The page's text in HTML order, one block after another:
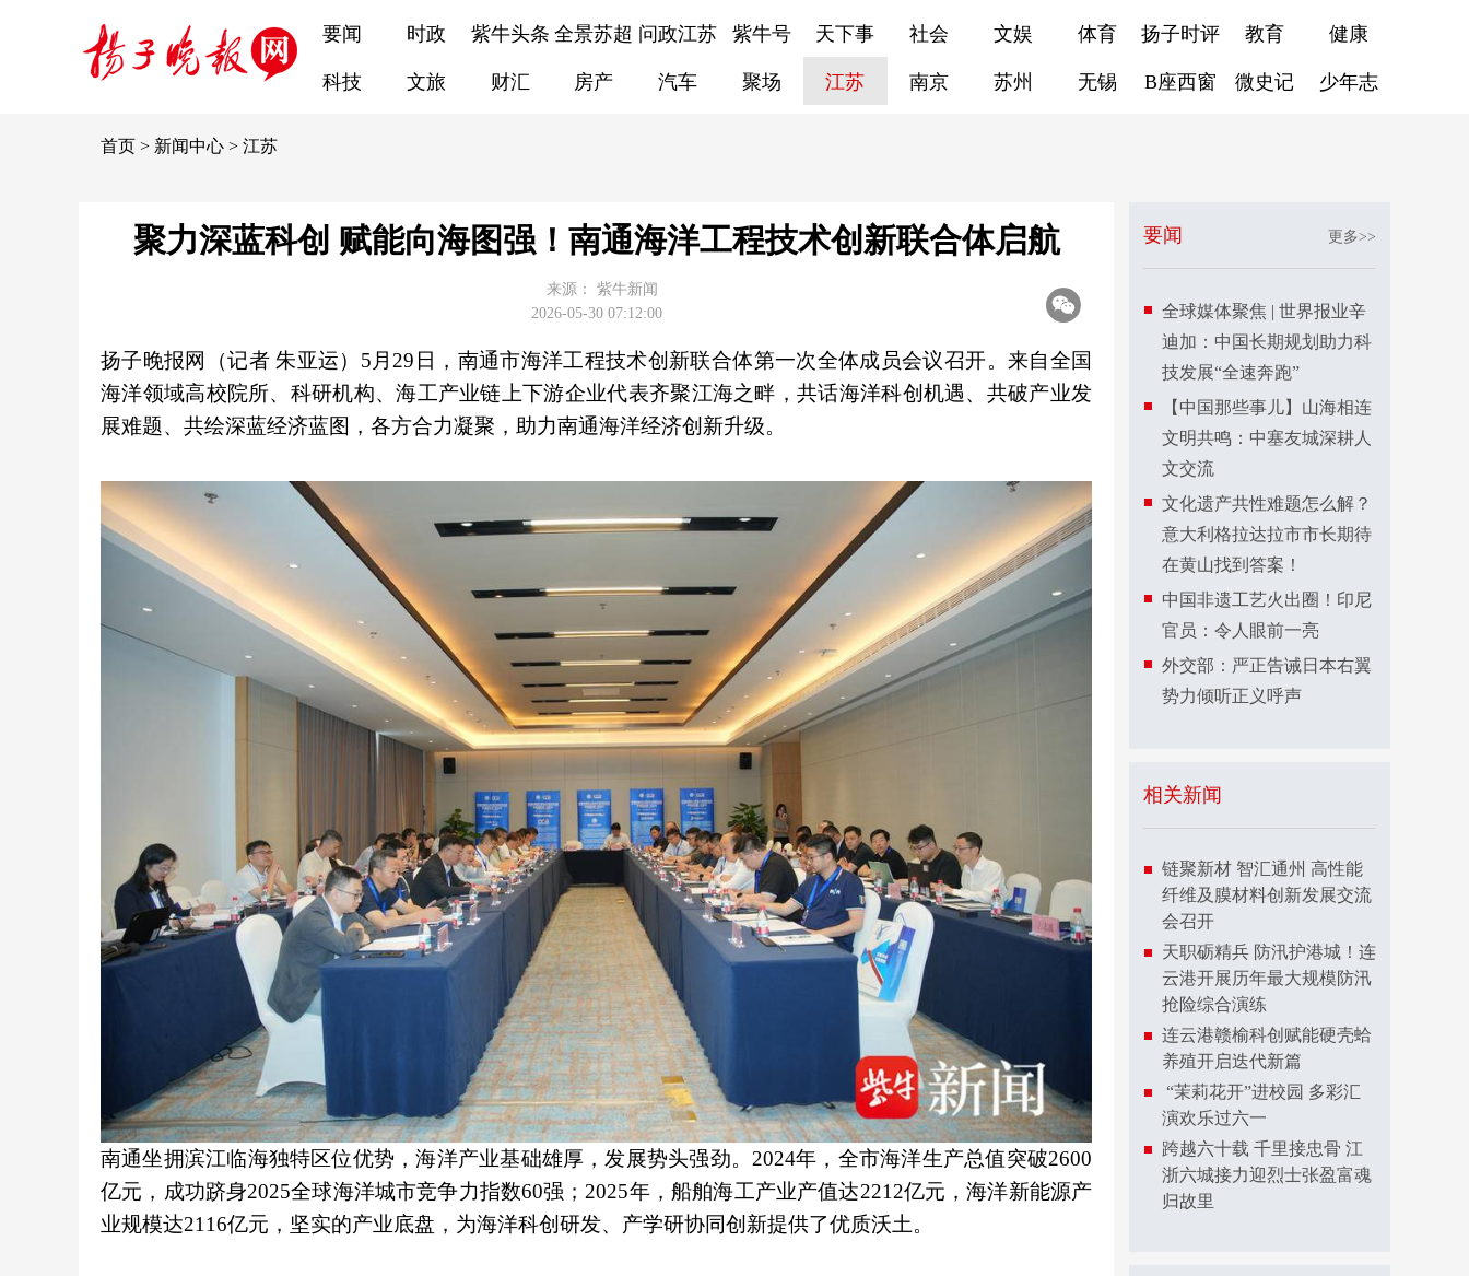
要闻 时政 紫牛头条 全景苏超 问政江苏 紫牛号 天下事 社会 文娱 体育 扬子时评 教育 健康
科技 文旅 财汇 房产 汽车 聚场 江苏 南京 苏州 无锡 B座西窗 微史记 少年志
首页 > 新闻中心 > 江苏
聚力深蓝科创 赋能向海图强！南通海洋工程技术创新联合体启航
来源：
紫牛新闻
2026-05-30 07:12:00
扬子晚报网（记者 朱亚运）5月29日，南通市海洋工程技术创新联合体第一次全体成员会议召开。来自全国
海洋领域高校院所、科研机构、海工产业链上下游企业代表齐聚江海之畔，共话海洋科创机遇、共破产业发
展难题、共绘深蓝经济蓝图，各方合力凝聚，助力南通海洋经济创新升级。
南通坐拥滨江临海独特区位优势，海洋产业基础雄厚，发展势头强劲。2024年，全市海洋生产总值突破2600
亿元，成功跻身2025全球海洋城市竞争力指数60强；2025年，船舶海工产业产值达2212亿元，海洋新能源产
业规模达2116亿元，坚实的产业底盘，为海洋科创研发、产学研协同创新提供了优质沃土。
要闻 更多>>
全球媒体聚焦 | 世界报业辛
迪加：中国长期规划助力科
技发展“全速奔跑”
【中国那些事儿】山海相连
文明共鸣：中塞友城深耕人
文交流
文化遗产共性难题怎么解？
意大利格拉达拉市市长期待
在黄山找到答案！
中国非遗工艺火出圈！印尼
官员：令人眼前一亮
外交部：严正告诫日本右翼
势力倾听正义呼声
相关新闻
链聚新材 智汇通州 高性能
纤维及膜材料创新发展交流
会召开
天职砺精兵 防汛护港城！连
云港开展历年最大规模防汛
抢险综合演练
连云港赣榆科创赋能硬壳蛤
养殖开启迭代新篇
“茉莉花开”进校园 多彩汇
演欢乐过六一
跨越六十载 千里接忠骨 江
浙六城接力迎烈士张盈富魂
归故里